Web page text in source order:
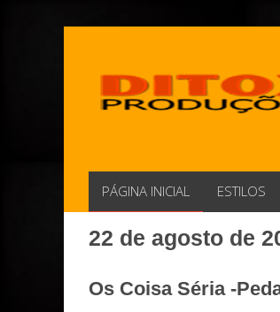
PÁGINA INICIAL ESTILOS
22 de agosto de
Os Coisa Séria -